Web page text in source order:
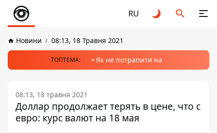
RU
Новини 08:13, 18 Травня 2021
ТОПТЕМА: Як не потрапити на
08:13, 18 травня 2021
Доллар продолжает терять в цене, что с
евро: курс валют на 18 мая